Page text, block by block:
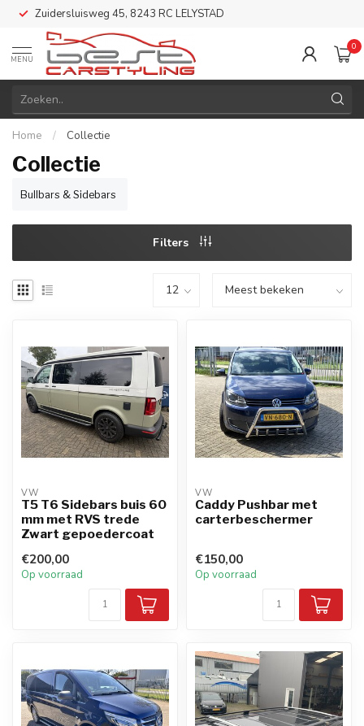
Zuidersluisweg 45, 8243 RC LELYSTAD
MENU
0
Home / Collectie
Collectie
Bullbars & Sidebars
Filters
VW
T5 T6 Sidebars buis 60
mm met RVS trede
Zwart gepoedercoat
€200,00
Op voorraad
VW
Caddy Pushbar met
carterbeschermer
€150,00
Op voorraad